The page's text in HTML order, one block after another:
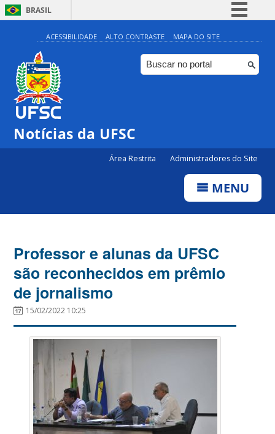
BRASIL
Simplifique!
Comunica BR
Participe
ACESSIBILIDADE ALTO CONTRASTE MAPA DO SITE
Notícias da UFSC
Área Restrita Administradores do Site
MENU
Professor e alunas da UFSC
são reconhecidos em prêmio
de jornalismo
15/02/2022 10:25